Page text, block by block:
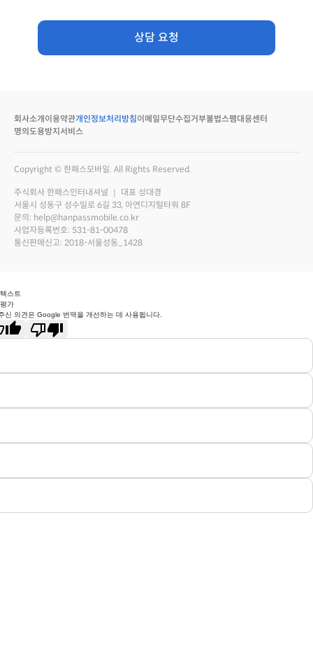
상담 요청
회사소개 이용약관개인정보처리방침이메일무단수집거부불법스팸대응센터
명의도용방지서비스
Copyright © 한패스모바일. All Rights Reserved.
주식회사 한패스인터내셔널 ｜ 대표 성대경
서울시 성동구 성수일로 6길 33, 아연디지털타워 8F
문의: help@hanpassmobile.co.kr
사업자등록번호: 531-81-00478
통신판매신고: 2018-서울성동_1428
스트
가
신 의견은 Google 번역을 개선하는 데 사용됩니다.